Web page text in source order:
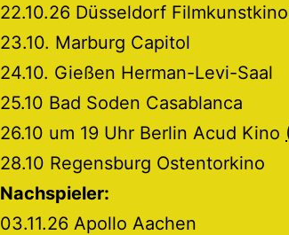
22.10.26 Düsseldorf
23.10. Marburg Capitol
24.10. Gießen Herman-Levi-Saal
25.10 Bad Soden Casablanca
26.10 um 19 Uhr Berlin Acud Kino
28.10 Regensburg Ostentorkino
Nachspieler:
03.11.26 Apollo Aachen